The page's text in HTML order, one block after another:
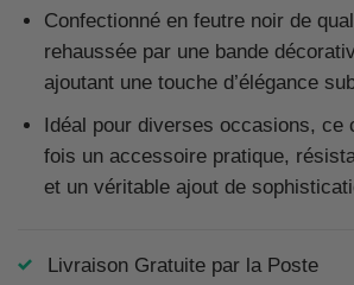
Confectionné en feutre noir de
rehaussée par une bande
ajoutant une touche d’élégance
Idéal pour diverses occasions, ce
fois un accessoire pratique,
et un véritable ajout de
Livraison Gratuite par la Poste